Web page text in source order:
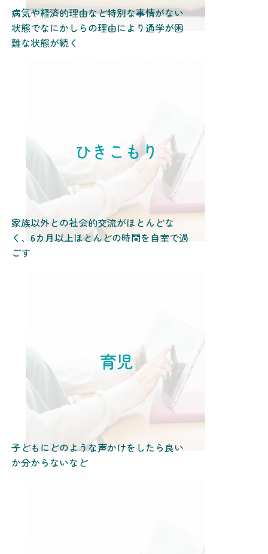
病気や経済的理由など特別な事情がない
状態でなにかしらの理由により通学が困
難な状態が続く
ひきこもり
家族以外との社会的交流がほとんどな
く、6カ月以上ほとんどの時間を自室で過
ごす
育児
子どもにどのような声かけをしたら良い
か分からないなど